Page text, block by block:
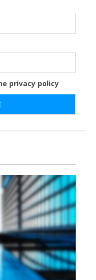
privacy policy